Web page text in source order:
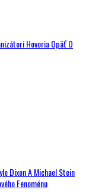
Hovoria Opäť O
Dixon A Michael Stein
Fenoménu